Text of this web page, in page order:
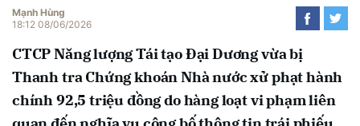
Mạnh Hùng
18:12 08/06/2026
CTCP Năng lượng Tái tạo Đại Dương vừa bị
Thanh tra Chứng khoán Nhà nước xử phạt hành
chính 92,5 triệu đồng do hàng loạt vi phạm liên